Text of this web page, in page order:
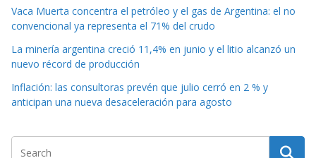
Vaca Muerta concentra el petróleo y el gas de Argentina: el no
convencional ya representa el 71% del crudo
La minería argentina creció 11,4% en junio y el litio alcanzó un
nuevo récord de producción
Inflación: las consultoras prevén que julio cerró en 2 % y
anticipan una nueva desaceleración para agosto